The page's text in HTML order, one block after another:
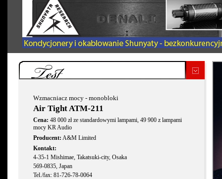
Test
Wzmacniacz mocy - monobloki
Air Tight ATM-211
Cena: 48 000 zł ze standardowymi lampami, 49 900 z lampami
mocy KR Audio
Producent: A&M Limited
Kontakt:
4-35-1 Mishimae, Takatsuki-city, Osaka
569-0835, Japan
Tel./fax: 81-726-78-0064